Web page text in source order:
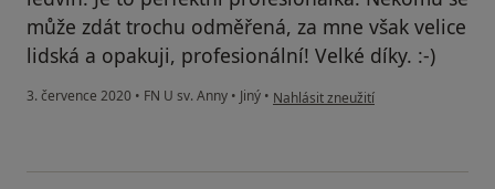
může zdát trochu odměřená, za mne však velice
lidská a opakuji, profesionální! Velké díky. :-)
3. července 2020 • FN U sv. Anny • Jiný • podle názoru uživatele KJ
Nahlásit zneužití